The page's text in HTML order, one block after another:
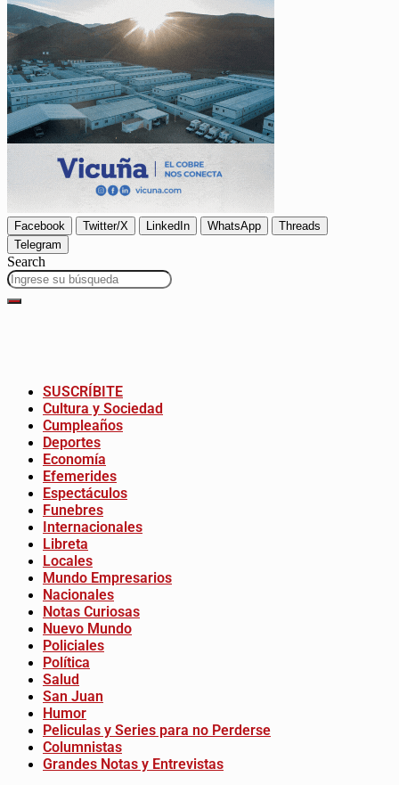
Facebook Twitter/X LinkedIn WhatsApp
Threads
Telegram
Search
SUSCRÍBITE
Cultura y Sociedad
Cumpleaños
Deportes
Economía
Efemerides
Espectáculos
Funebres
Internacionales
Libreta
Locales
Mundo Empresarios
Nacionales
Notas Curiosas
Nuevo Mundo
Policiales
Política
Salud
San Juan
Humor
Peliculas y Series para no Perderse
Columnistas
Grandes Notas y Entrevistas